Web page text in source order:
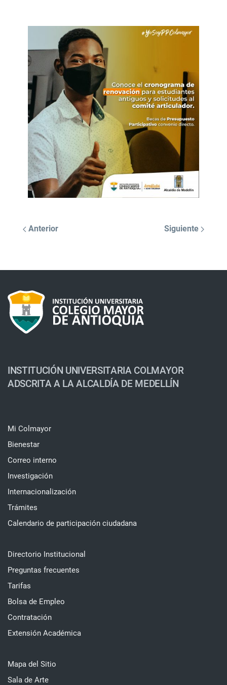
Anterior Siguiente
INSTITUCIÓN UNIVERSITARIA COLMAYOR
ADSCRITA A LA ALCALDÍA DE MEDELLÍN
Mi Colmayor
Bienestar
Correo interno
Investigación
Internacionalización
Trámites
Calendario de participación ciudadana
Directorio Institucional
Preguntas frecuentes
Tarifas
Bolsa de Empleo
Contratación
Extensión Académica
Mapa del Sitio
Sala de Arte